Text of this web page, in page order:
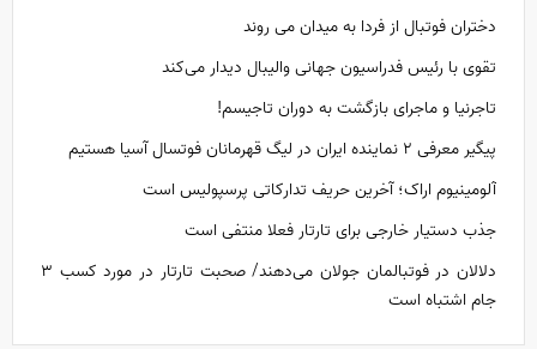
دختران فوتبال از فردا به میدان می روند
تقوی با رئیس فدراسیون جهانی والیبال دیدار می‌کند
تاجرنیا و ماجرای بازگشت به دوران تاجیسم!
پیگیر معرفی ۲ نماینده ایران در لیگ قهرمانان فوتسال آسیا هستیم
آلومینیوم اراک؛ آخرین حریف تدارکاتی پرسپولیس است
جذب دستیار خارجی برای تارتار فعلا منتفی است
دلالان در فوتبالمان جولان می‌دهند/ صحبت تارتار در مورد کسب ۳
جام اشتباه است